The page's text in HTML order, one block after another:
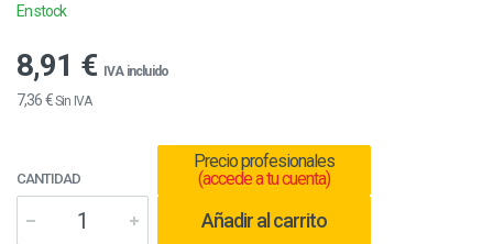
En stock
8,91 € IVA incluido
7,36 €Sin IVA
CANTIDAD
Precio profesionales
(accede a tu cuenta)
Añadir al carrito